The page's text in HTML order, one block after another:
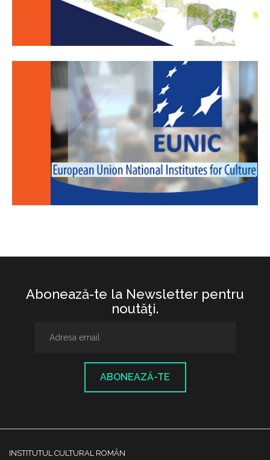
Abonează-te la Newsletter pentru
noutăţi.
ABONEAZĂ-TE
INSTITUTUL CULTURAL ROMÂN